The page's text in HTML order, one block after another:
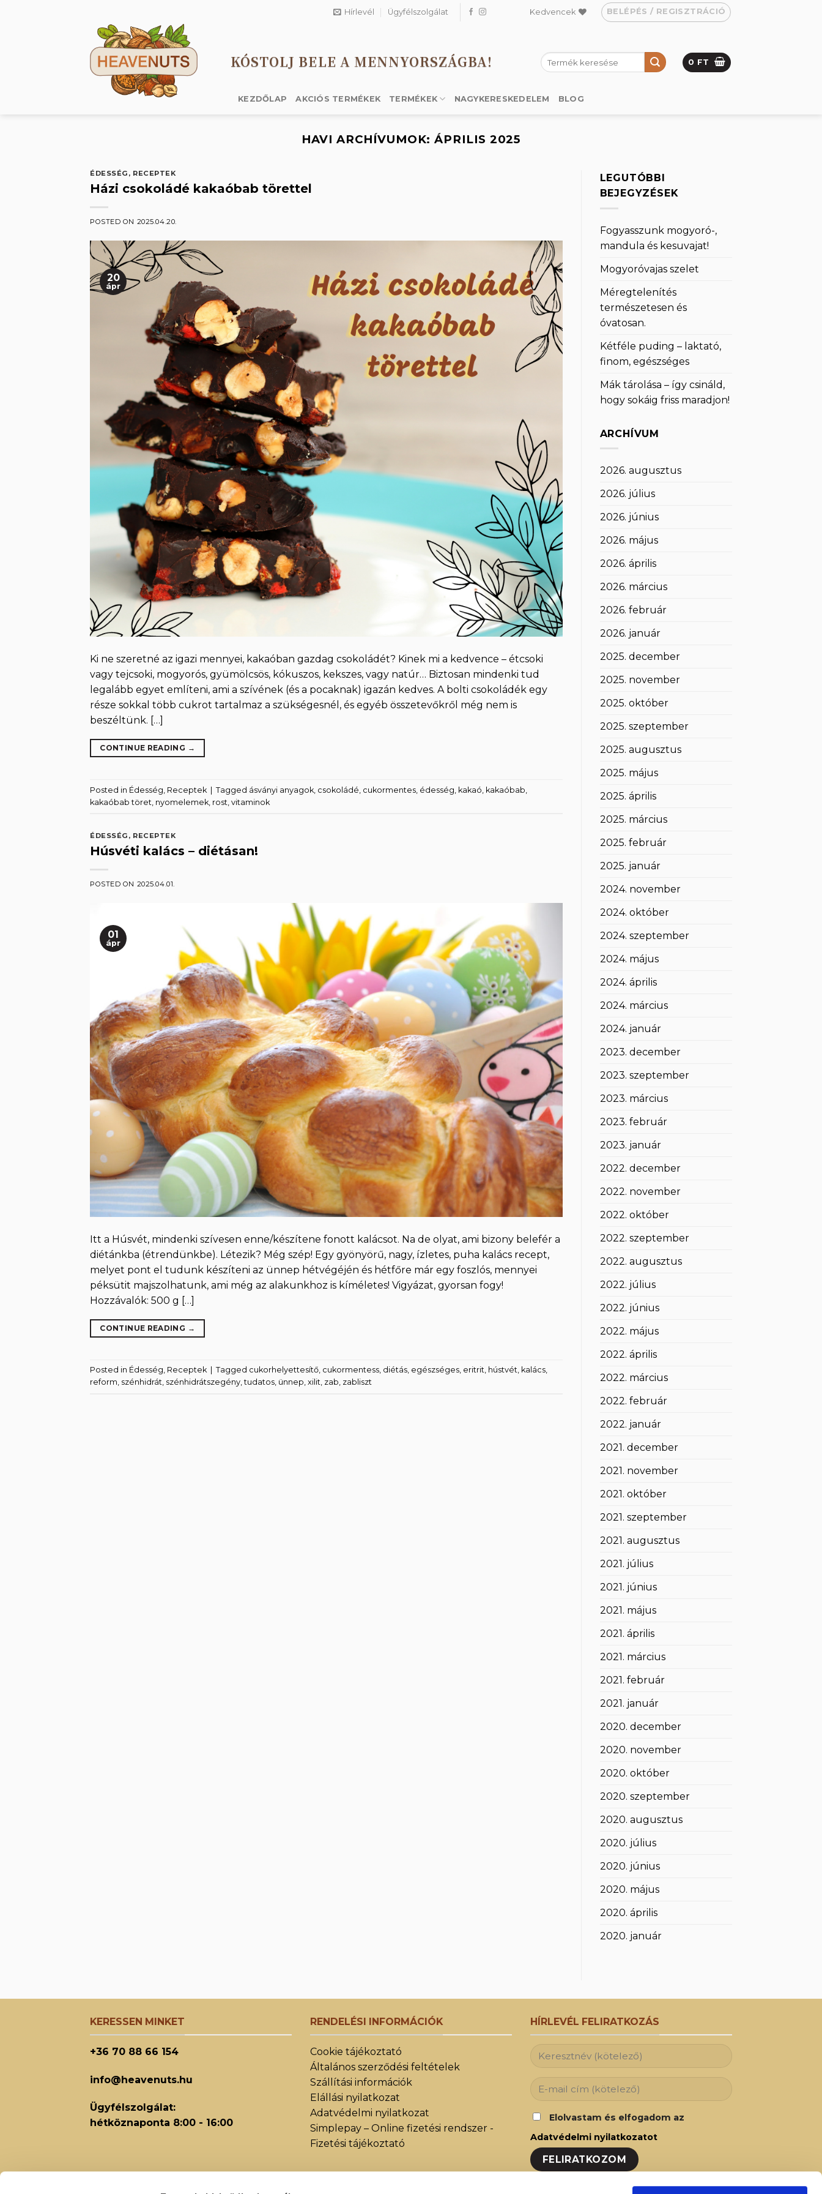
Hírlevél Ügyfélszolgálat Kedvencek BELÉPÉS / REGISZTRÁCIÓ
KÓSTOLJ BELE A MENNYORSZÁGBA!
Keresés
a
0 FT
KEZDŐLAP AKCIÓS TERMÉKEK TERMÉKEK NAGYKERESKEDELEM BLOG
HAVI ARCHÍVUMOK:ÁPRILIS 2025
ÉDESSÉG , RECEPTEK
Házi csokoládé kakaóbab törettel
POSTED ON 2025.04.20.
20
ápr
Ki ne szeretné az igazi mennyei, kakaóban gazdag csokoládét? Kinek mi a kedvence – étcsoki
vagy tejcsoki, mogyorós, gyümölcsös, kókuszos, kekszes, vagy natúr… Biztosan mindenki tud
legalább egyet említeni, ami a szívének (és a pocaknak) igazán kedves. A bolti csokoládék egy
része sokkal több cukrot tartalmaz a szükségesnél, és egyéb összetevőkről még nem is
beszéltünk. […]
CONTINUE READING →
Posted in Édesség Receptek Tagged ásványi anyagok csokoládé cukormentes édesség kakaó kakaóbab
kakaóbab töret nyomelemek rost vitaminok
ÉDESSÉG , RECEPTEK
Húsvéti kalács – diétásan!
POSTED ON 2025.04.01.
01
ápr
Itt a Húsvét, mindenki szívesen enne/készítene fonott kalácsot. Na de olyat, ami bizony belefér a
diétánkba (étrendünkbe). Létezik? Még szép! Egy gyönyörű, nagy, ízletes, puha kalács recept,
melyet pont el tudunk készíteni az ünnep hétvégéjén és hétfőre már egy foszlós, mennyei
péksütit majszolhatunk, ami még az alakunkhoz is kíméletes! Vigyázat, gyorsan fogy!
Hozzávalók: 500 g […]
CONTINUE READING →
Posted in Édesség, Receptek Tagged cukorhelyettesítő, cukormentess, diétás, egészséges, eritrit, hústvét, kalács,
reform, szénhidrát, szénhidrátszegény,tudatos, ünnep, xilit, zab, zabliszt
LEGUTÓBBI
BEJEGYZÉSEK
Fogyasszunk mogyoró-,
mandula és kesuvajat!
Mogyoróvajas szelet
Méregtelenítés
természetesen és
óvatosan.
Kétféle puding – laktató,
finom, egészséges
Mák tárolása – így csináld,
hogy sokáig friss maradjon!
ARCHÍVUM
2026. augusztus
2026. július
2026. június
2026. május
2026. április
2026. március
2026. február
2026. január
2025. december
2025. november
2025. október
2025. szeptember
2025. augusztus
2025. május
2025. április
2025. március
2025. február
2025. január
2024. november
2024. október
2024. szeptember
2024. május
2024. április
2024. március
2024. január
2023. december
2023. szeptember
2023. március
2023. február
2023. január
2022. december
2022. november
2022. október
2022. szeptember
2022. augusztus
2022. július
2022. június
2022. május
2022. április
2022. március
2022. február
2022. január
2021. december
2021. november
2021. október
2021. szeptember
2021. augusztus
2021. július
2021. június
2021. május
2021. április
2021. március
2021. február
2021. január
2020. december
2020. november
2020. október
2020. szeptember
2020. augusztus
2020. július
2020. június
2020. május
2020. április
2020. január
KERESSEN MINKET
+36 70 88 66 154
info@heavenuts.hu
Ügyfélszolgálat:
hétköznaponta 8:00 - 16:00
RENDELÉSI INFORMÁCIÓK
Cookie tájékoztató
Általános szerződési feltételek
Szállítási információk
Elállási nyilatkozat
Adatvédelmi nyilatkozat
Simplepay – Online fizetési rendszer -
Fizetési tájékoztató
HÍRLEVÉL FELIRATKOZÁS
Elolvastam és elfogadom az
Adatvédelmi nyilatkozatot